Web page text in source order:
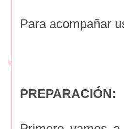
Para acompañar
PREPARACIÓN: